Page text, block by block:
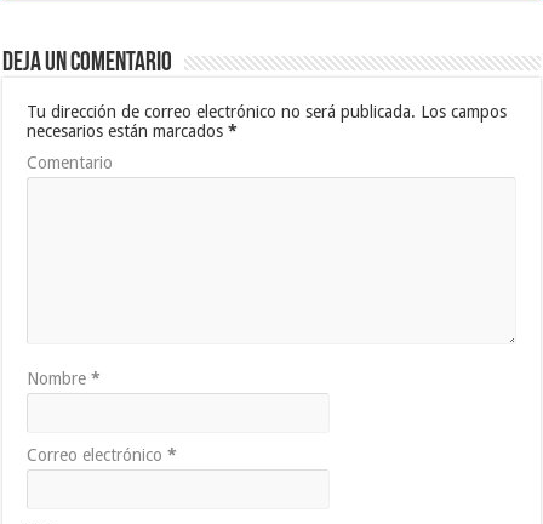
Deja un comentario
Tu dirección de correo electrónico no será publicada. Los campos
necesarios están marcados*
Comentario
Nombre*
Correo electrónico*